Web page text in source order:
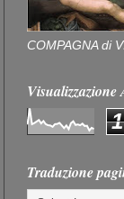
COMPAGNA di
1
Traduzione